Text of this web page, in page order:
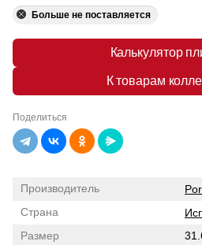
Больше не поставляется
Калькулятор
К товарам
Поделиться
Производитель
Страна
Размер